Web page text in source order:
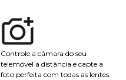
Controle a câmara do seu
telemóvel à distância e capte a
foto perfeita com todas as lentes.